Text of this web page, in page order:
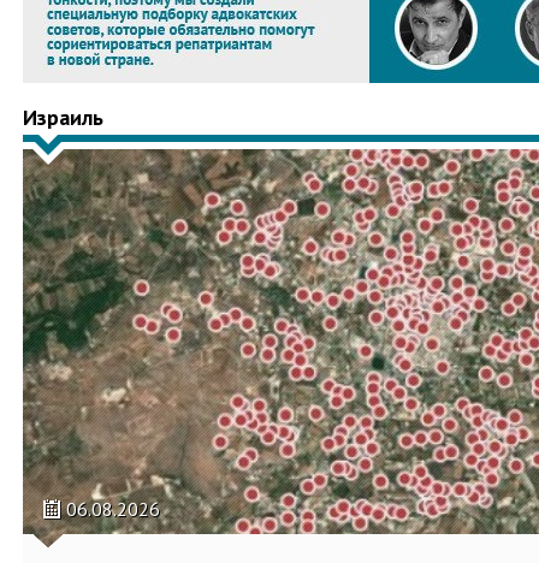
Израиль
06.08.2026